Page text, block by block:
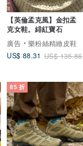
【英倫孟克風】金扣孟
克女鞋。緋紅寶石
廣告
樂粉絲精緻皮鞋
US$ 88.31 US$ 135.86
85 折